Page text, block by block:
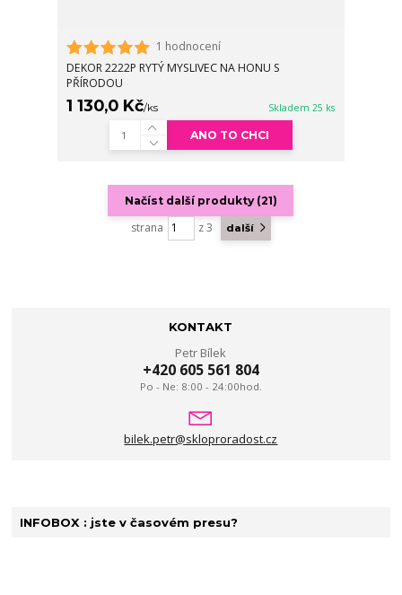
1 hodnocení
DEKOR 2222P RYTÝ MYSLIVEC NA HONU S
PŘÍRODOU
1 130,0 Kč/ks Skladem 25 ks
ANO TO CHCI
Načíst další produkty (21)
strana z 3 další
KONTAKT
Petr Bílek
+420 605 561 804
Po - Ne: 8:00 - 24:00hod.
bilek.petr@skloproradost.cz
INFOBOX : jste v časovém presu?